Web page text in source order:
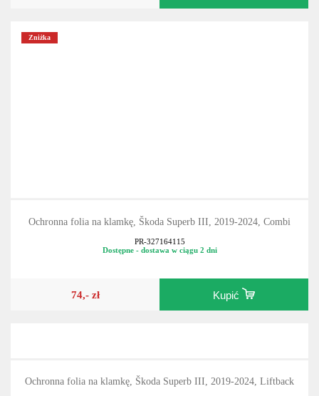
Zniżka
Ochronna folia na klamkę, Škoda Superb III, 2019-2024, Combi
PR-327164115
Dostępne - dostawa w ciągu 2 dni
74,- zł Kupić
Ochronna folia na klamkę, Škoda Superb III, 2019-2024, Liftback